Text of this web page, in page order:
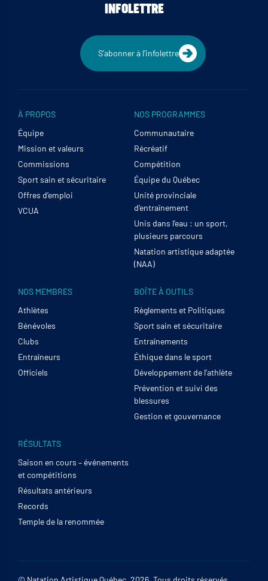
INFOLETTRE
S'abonner à l'infolettre
À PROPOS
Équipe
Mission et valeurs
Commissions
Sport sain et sécuritaire
Offres d’emploi
VCUA
NOS PROGRAMMES
Communautaire
Récréatif
Compétition
Équipe du Québec
Unité provinciale
d’entraînement
Unis dans l’eau : un sport,
plusieurs parcours
Natation artistique adaptée
(NAA)
NOS MEMBRES
Athlètes
Bénévoles
Clubs
Entraîneurs
Officiels
BOÎTE À OUTILS
Règlements et Politiques
Sport sain et sécuritaire
Entraînements
Éthique dans le sport
Développement de l’athlète
Prévention et suivi des
blessures
Gestion et gouvernance
RÉSULTATS
Saison en cours – événements
et compétitions
Résultats antérieurs
Records
Temple de la renommée